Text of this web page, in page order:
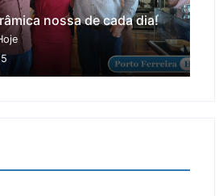
nossa de cada dia!